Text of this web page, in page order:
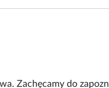
Zachęcamy do